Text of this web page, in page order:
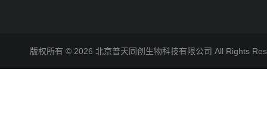
版权所有 © 2026 北京普天同创生物科技有限公司 All Rights